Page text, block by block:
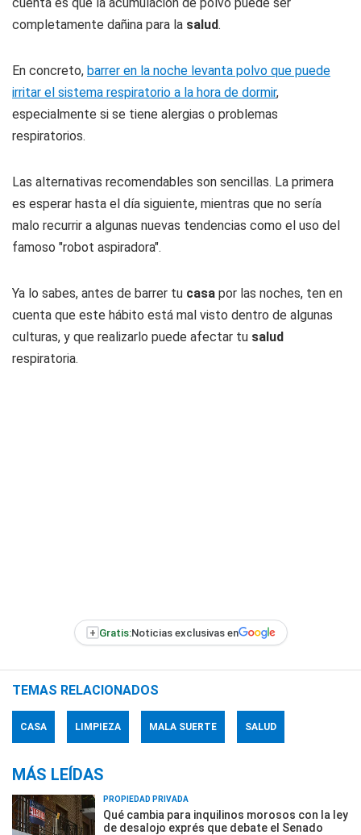
completamente dañina para la salud.
En concreto, barrer en la noche levanta polvo que puede
irritar el sistema respiratorio a la hora de dormir,
especialmente si se tiene alergias o problemas
respiratorios.
Las alternativas recomendables son sencillas. La primera
es esperar hasta el día siguiente, mientras que no sería
malo recurrir a algunas nuevas tendencias como el uso del
famoso "robot aspiradora".
Ya lo sabes, antes de barrer tu casa por las noches, ten en
cuenta que este hábito está mal visto dentro de algunas
culturas, y que realizarlo puede afectar tu salud
respiratoria.
+ Gratis:Noticias exclusivas en
TEMAS RELACIONADOS
CASA LIMPIEZA MALA SUERTE SALUD
MÁS LEÍDAS
PROPIEDAD PRIVADA
Qué cambia para inquilinos morosos con la ley
de desalojo exprés que debate el Senado